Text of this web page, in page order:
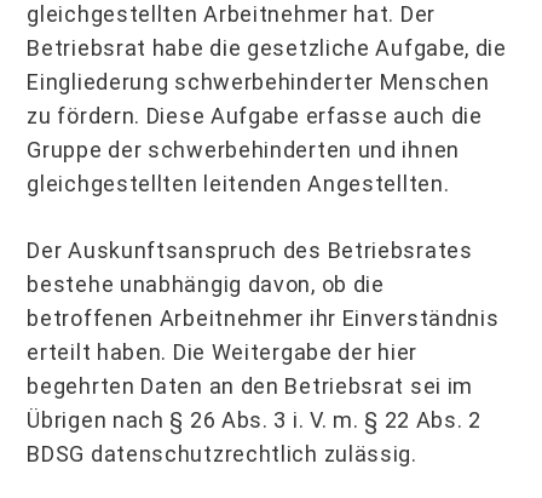
gleichgestellten Arbeitnehmer hat. Der
Betriebsrat habe die gesetzliche Aufgabe, die
Eingliederung schwerbehinderter Menschen
zu fördern. Diese Aufgabe erfasse auch die
Gruppe der schwerbehinderten und ihnen
gleichgestellten leitenden Angestellten.
Der Auskunftsanspruch des Betriebsrates
bestehe unabhängig davon, ob die
betroffenen Arbeitnehmer ihr Einverständnis
erteilt haben. Die Weitergabe der hier
begehrten Daten an den Betriebsrat sei im
Übrigen nach § 26 Abs. 3 i. V. m. § 22 Abs. 2
BDSG datenschutzrechtlich zulässig.